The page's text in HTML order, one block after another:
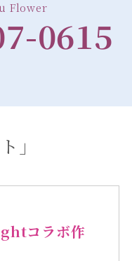
Flower
0615
」
コラボ作